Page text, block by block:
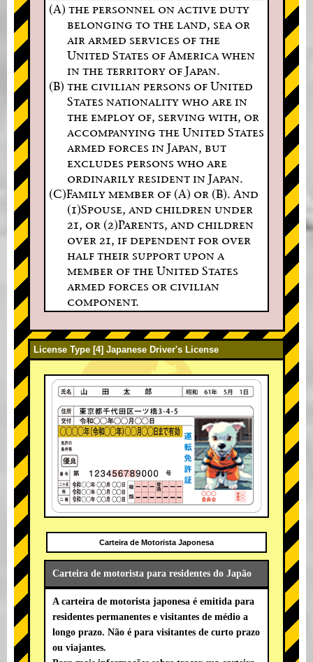
(A) the personnel on active duty
belonging to the land, sea or
air armed services of the
United States of America when
in the territory of Japan.
(B) the civilian persons of United
States nationality who are in
the employ of, serving with, or
accompanying the United States
armed forces in Japan, but
excludes persons who are
ordinarily resident in Japan.
(C)Family member of (A) or (B). And
(1)Spouse, and children under
21, or (2)Parents, and children
over 21, if dependent for over
half their support upon a
member of the United States
armed forces or civilian
component.
License Type [4] Japanese Driver's License
Carteira de Motorista Japonesa
Carteira de motorista para residentes do Japão
A carteira de motorista japonesa é emitida para
residentes permanentes e visitantes de médio a
longo prazo. Não é para visitantes de curto prazo
ou viajantes.